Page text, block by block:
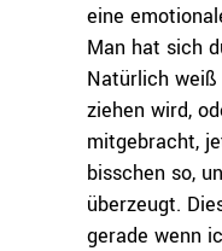
eine
Man hat sich
Natürlich
ziehen wird,
mitgebracht,
bisschen so,
überzeugt.
gerade wenn